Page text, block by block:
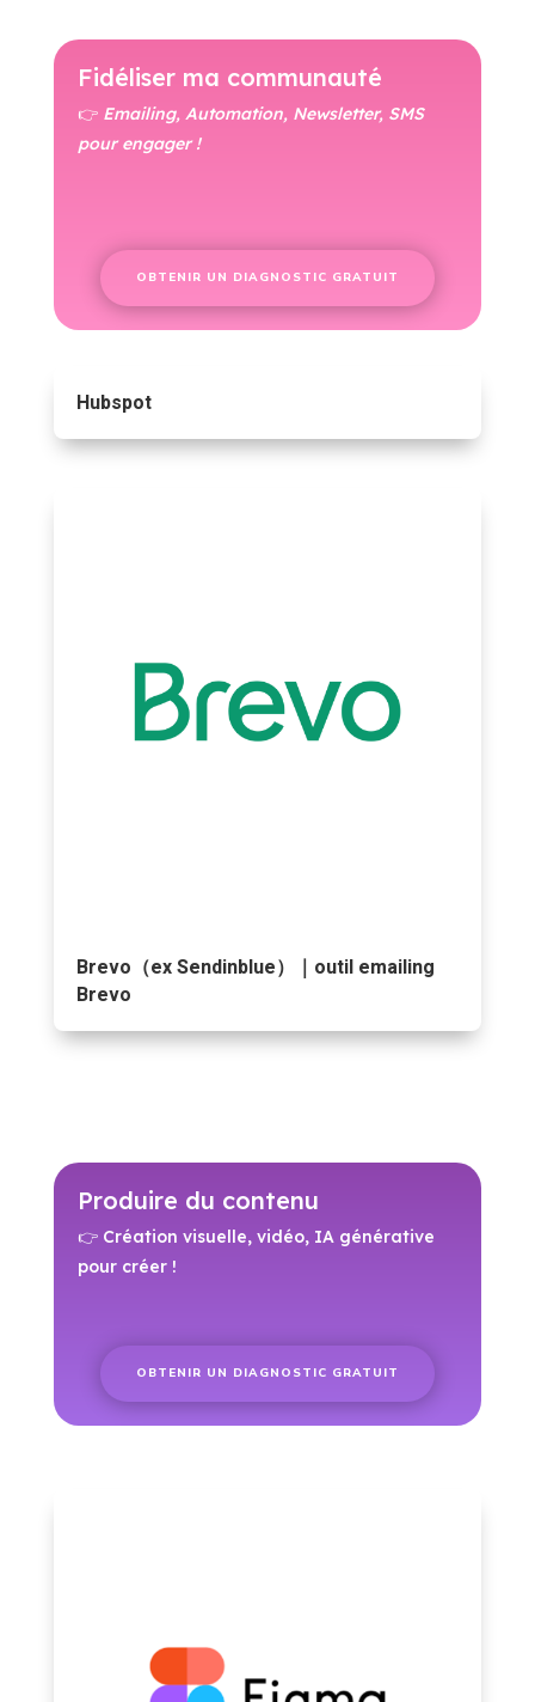
Fidéliser ma communauté
👉 Emailing, Automation, Newsletter, SMS
pour engager !
OBTENIR UN DIAGNOSTIC GRATUIT
Hubspot
Brevo（ex Sendinblue）｜outil emailing
Brevo
Produire du contenu
👉 Création visuelle, vidéo, IA générative
pour créer !
OBTENIR UN DIAGNOSTIC GRATUIT